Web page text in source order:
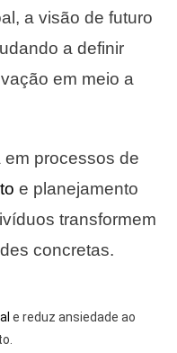
a visão de futuro
a definir
em meio a
processos de
e planejamento
transformem
concretas.
e reduz ansiedade ao